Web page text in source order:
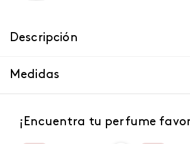
Descripción
Medidas
¡Encuentra tu perfume